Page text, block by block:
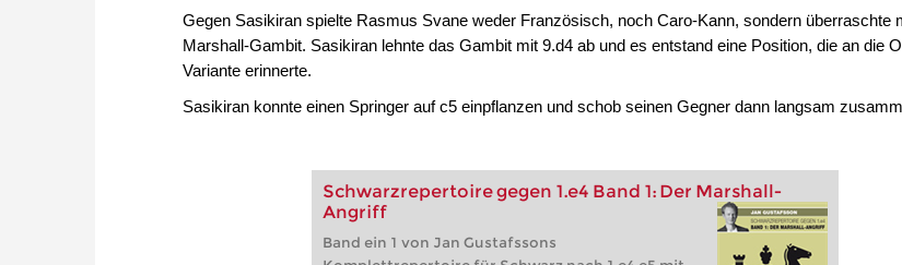
Gegen Sasikiran spielte Rasmus Svane weder Französisch, noch Caro-Kann, sondern überraschte
Marshall-Gambit. Sasikiran lehnte das Gambit mit 9.d4 ab und es entstand eine Position, die an die
Variante erinnerte.
Sasikiran konnte einen Springer auf c5 einpflanzen und schob seinen Gegner dann langsam
Schwarzrepertoire gegen 1.e4 Band 1: Der Marshall-
Angriff
Band ein 1 von Jan Gustafssons